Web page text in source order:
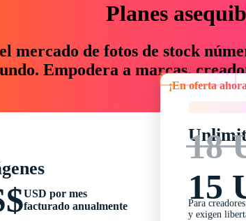
Planes
mercado de fotos de stock
Empodera a marcas,
un 76 %
USD por mes
facturado anualmente
¡En oferta ahora!
18
15
Para
y exigen